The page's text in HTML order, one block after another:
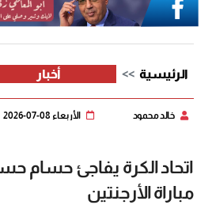
الرئيسية أخبار
خالد محمود الأربعاء 08-07-2026
اتحاد الكرة يفاجئ حسام
مباراة الأرجنتين